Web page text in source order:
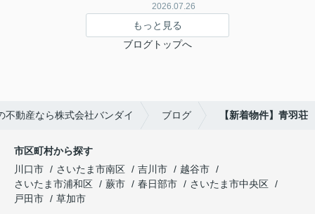
2026.07.26
もっと見る
ブログトップへ
不動産なら株式会社バンダイ ブログ 【新着物件】青羽荘
市区町村から探す
川口市
さいたま市南区 吉川市
越谷市
さいたま市浦和区
蕨市 春日部市
さいたま市中央区
戸田市
草加市